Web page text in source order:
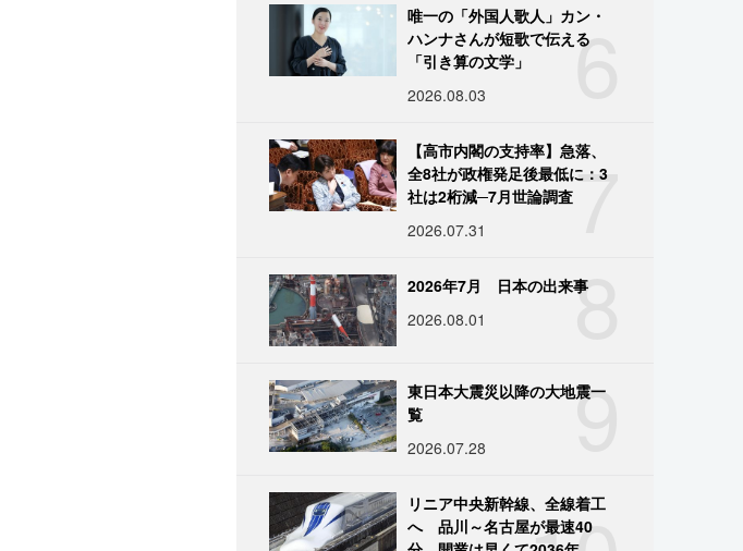
6
唯一の「外国人歌人」カン・
ハンナさんが短歌で伝える
「引き算の文学」
2026.08.03
7
【高市内閣の支持率】急落、
全8社が政権発足後最低に：3
社は2桁減─7月世論調査
2026.07.31
8
2026年7月 日本の出来事
2026.08.01
9
東日本大震災以降の大地震一
覧
2026.07.28
リニア中央新幹線、全線着工
へ 品川～名古屋が最速40